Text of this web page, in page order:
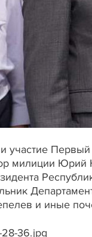
участие
милиции Юрий
и иные